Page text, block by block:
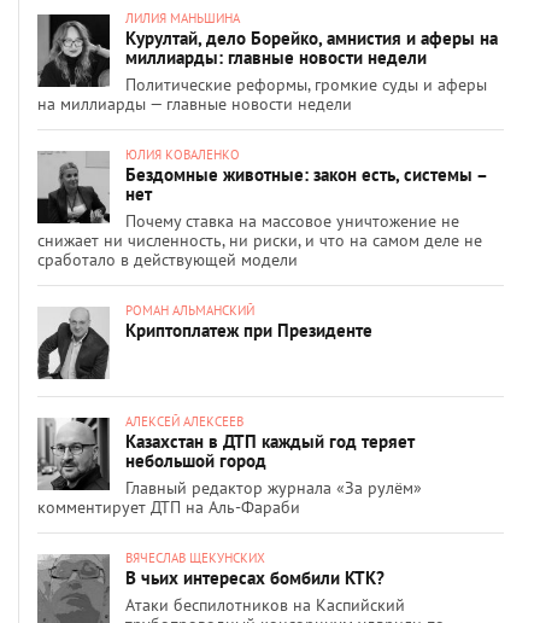
ЛИЛИЯ МАНЬШИНА
Курултай, дело Борейко, амнистия и аферы на
миллиарды: главные новости недели
Политические реформы, громкие суды и аферы
на миллиарды — главные новости недели
ЮЛИЯ КОВАЛЕНКО
Бездомные животные: закон есть, системы –
нет
Почему ставка на массовое уничтожение не
снижает ни численность, ни риски, и что на самом деле не
сработало в действующей модели
РОМАН АЛЬМАНСКИЙ
Криптоплатеж при Президенте
АЛЕКСЕЙ АЛЕКСЕЕВ
Казахстан в ДТП каждый год теряет
небольшой город
Главный редактор журнала «За рулём»
комментирует ДТП на Аль-Фараби
ВЯЧЕСЛАВ ЩЕКУНСКИХ
В чьих интересах бомбили КТК?
Атаки беспилотников на Каспийский